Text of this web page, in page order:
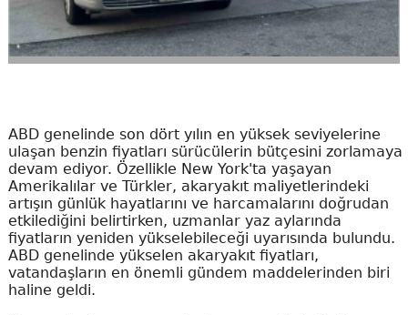
ABD genelinde son dört yılın en yüksek seviyelerine
ulaşan benzin fiyatları sürücülerin bütçesini zorlamaya
devam ediyor. Özellikle New York'ta yaşayan
Amerikalılar ve Türkler, akaryakıt maliyetlerindeki
artışın günlük hayatlarını ve harcamalarını doğrudan
etkilediğini belirtirken, uzmanlar yaz aylarında
fiyatların yeniden yükselebileceği uyarısında bulundu.
ABD genelinde yükselen akaryakıt fiyatları,
vatandaşların en önemli gündem maddelerinden biri
haline geldi.